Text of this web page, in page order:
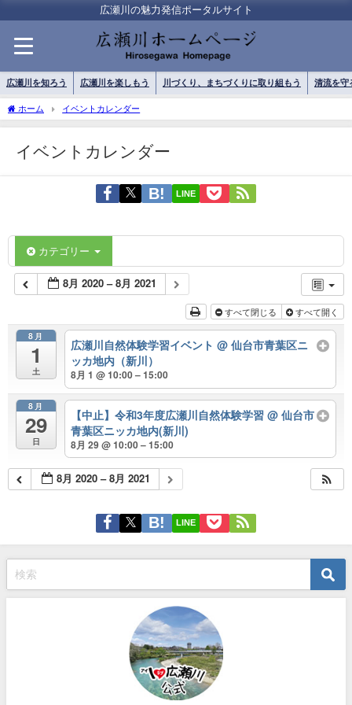
広瀬川の魅力発信ポータルサイト
広瀬川を知ろう 広瀬川を楽しもう 川づくり、まちづくりに取り組もう 清流を守
ホーム イベントカレンダー
イベントカレンダー
LINE
カテゴリー
8月 2020 – 8月 2021
すべて閉じる すべて開く
8月
1
土
広瀬川自然体験学習イベント@ 仙台市青葉区ニ
ッカ地内（新川）
8月 1 @ 10:00 – 15:00
8月
29
日
【中止】令和3年度広瀬川自然体験学習@ 仙台市
青葉区ニッカ地内(新川)
8月 29 @ 10:00 – 15:00
8月 2020 – 8月 2021
LINE